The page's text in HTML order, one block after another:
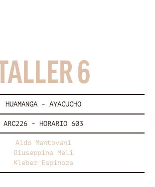
TALLER 6
HUAMANGA - AYACUCHO
ARC226 - HORARIO 603
Aldo Mantovani
Giuseppina Meli
Kleber Espinoza